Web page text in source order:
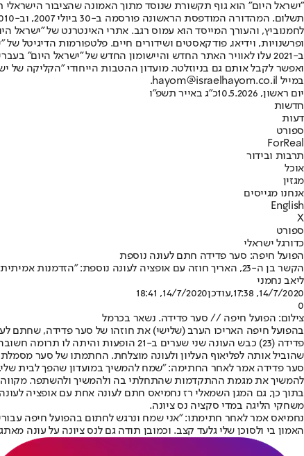
"ישראל היום" הוא גוף תקשורת שנוסד מתוך האמונה שהציבור הישראלי
ופרשנויות, וידיאו, פודקאסטים ושידורים חיים. פלטפורמות הדיגיטל
ב-2021 עלו לאוויר האתר החדש והיישומון החדש של "ישראל
ואפשר לקבל אותם גם בניוזלטר. מועדון ההטבות הייחודי "הקליקה של
במייל hayom@israelhayom.co.il.
יום ראשון, 10.5.2026
כ"ג באייר תשפ"ו
חדשות
דעות
ספורט
ForReal
תרבות ובידור
אוכל
מגזין
אנחנו מגייסים
English
X
ספורט
כדורגל ישראלי
הפועל חיפה: סער פדידה חתם לעונה נוספת
הקשר בן ה-23, האריך חוזה עם אופציה לעונה נוספת: "הזדמנות אמיתית להוכיח את עצמי" • יואב כץ: "החתימה מסמלת את הרצון שלנו להצעיר ולרענן את הקבוצה"
ליאב נחמני
14/7/2020, 17:38
,עודכן14/7/2020, 18:41
0
צילום: הפועל חיפה // סער פדידה. נשאר בכרמל
בהפועל חיפה האריכו הערב (שלישי) את חוזהו של סער פדידה, שחתם
פדידה (23) כבש העונה שני שערים ב-
שהוביל אותה לפליאוף העליון ולעונה מוצלחת. החתמתו של סער
סער פדידה אמר לאחר החתימה: "שמח להמשיך במועדון שהפך לבית שלי.
להמשיך את מגמת ההתקדמות שהתחלתי בה ולהמשיך ולהשתפר. מקווה
משחקי הליגה במדי סקציה נס ציונה.
נחמיאס אמר לאחר חתימתו: "אני שמח ונרגש לחתום בהפועל חיפה עבורי
האמון בי ולסוכן שלי גלעד קצב. וכמובן תודה גם לנס ציונה על עונה